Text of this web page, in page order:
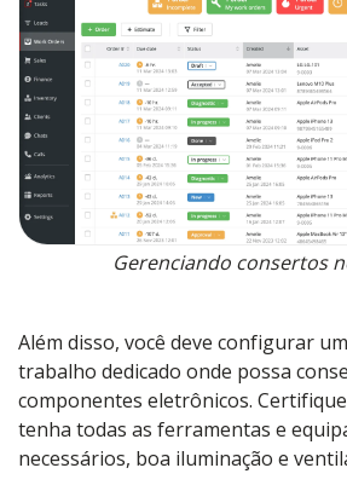
Gerenciando consertos
Além disso, você deve configurar
trabalho dedicado onde possa
componentes eletrônicos.
tenha todas as ferramentas e
necessários, boa iluminação e